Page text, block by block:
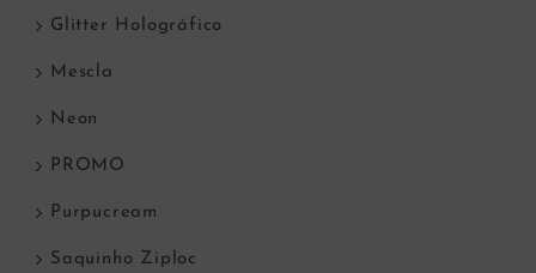
Glitter Holográfico
Mescla
Neon
PROMO
Purpucream
Saquinho Ziploc